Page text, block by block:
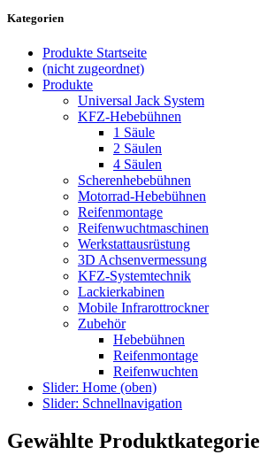
Kategorien
Produkte Startseite
(nicht zugeordnet)
Produkte
Universal Jack System
KFZ-Hebebühnen
1 Säule
2 Säulen
4 Säulen
Scherenhebebühnen
Motorrad-Hebebühnen
Reifenmontage
Reifenwuchtmaschinen
Werkstattausrüstung
3D Achsenvermessung
KFZ-Systemtechnik
Lackierkabinen
Mobile Infrarottrockner
Zubehör
Hebebühnen
Reifenmontage
Reifenwuchten
Slider: Home (oben)
Slider: Schnellnavigation
Gewählte Produktkategorie